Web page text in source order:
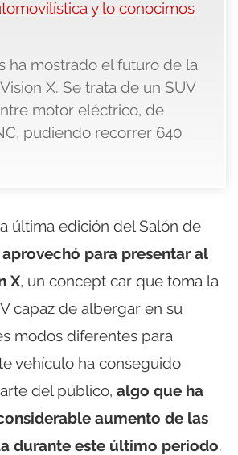
y lo conocimos
ha mostrado el futuro de la
X. Se trata de un SUV
motor eléctrico, de
pudiendo recorrer 640
última edición del Salón de
para presentar al
X, un concept car que toma la
capaz de albergar en su
modos diferentes para
vehículo ha conseguido
del público, algo que ha
aumento de las
durante este último periodo.